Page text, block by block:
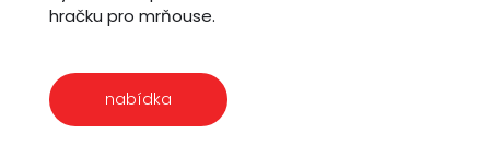
hračku pro mrňouse.
nabídka